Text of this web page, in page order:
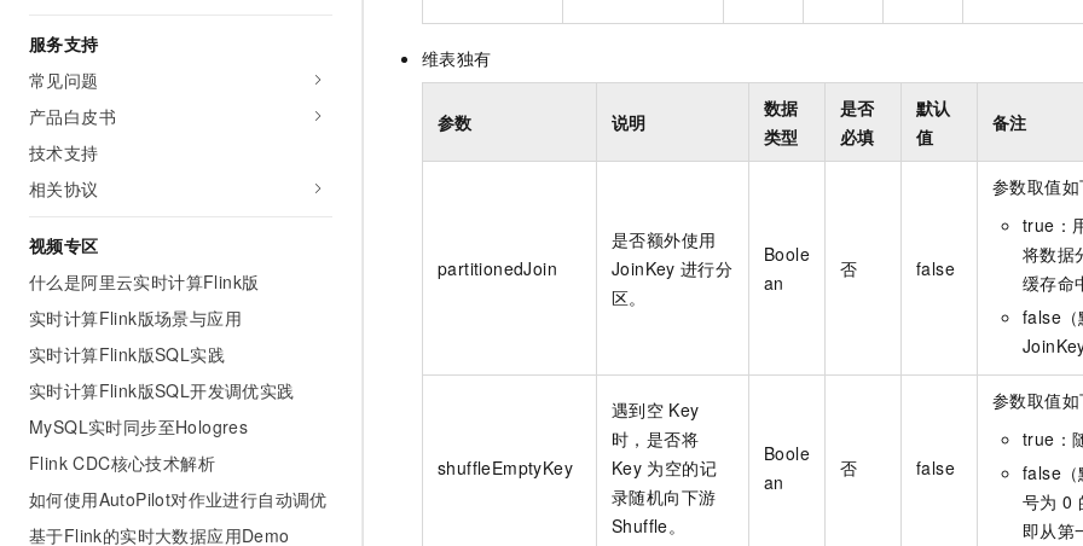
服务支持
常见问题
产品白皮书
技术支持
相关协议
视频专区
什么是阿里云实时计算Flink版
实时计算Flink版场景与应用
实时计算Flink版SQL实践
实时计算Flink版SQL开发调优实践
MySQL实时同步至Hologres
Flink CDC核心技术解析
如何使用AutoPilot对作业进行自动调优
基于Flink的实时大数据应用Demo
维表独有
参数 说明
数据
类型
是否
必填
默认
值
备注
partitionedJoin
是否额外使用
JoinKey 进行分
区。
Boole
an
否 false
参数取值如
true：
将数据
缓存命
false（
shuffleEmptyKey
遇到空 Key
时，是否将
Key 为空的记
录随机向下游
Shuffle。
Boole
an
否 false
参数取值如
true：
false（
号为 0
即从第